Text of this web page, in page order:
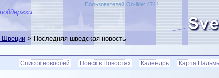
Пользователей On-line: 4741
Швеции> Последняя шведская новость
Список новостей Поиск в Новостях Календрь Карта